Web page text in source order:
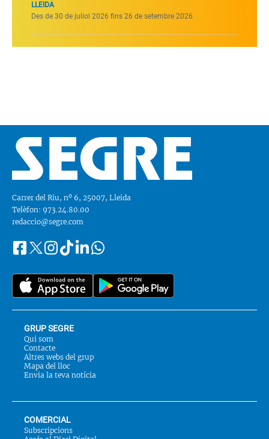
LLEIDA
Des de 30 de juliol 2026 fins 26 de setembre 2026
Carrer del Riu, nº 6, 25007, Lleida
Telèfon: 973.24.80.00
redaccio@segre.com
Segueix-
a::
FacebookInstagram
TiktokLinkedinWhatsapp
GRUP SEGRE
Qui som
Contacte
Altres webs del grup
Mapa del lloc
Envia la teva notícia
COMERCIAL
Subscripcions